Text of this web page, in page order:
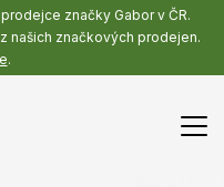
značky Gabor v ČR.
našich značkových prodejen.
.